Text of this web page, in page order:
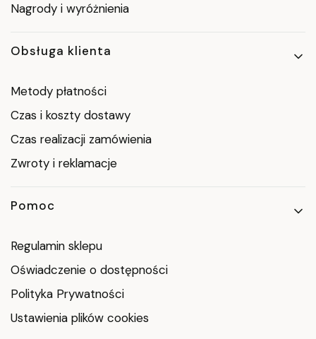
Nagrody i wyróżnienia
Obsługa klienta
Metody płatności
Czas i koszty dostawy
Czas realizacji zamówienia
Zwroty i reklamacje
Pomoc
Regulamin sklepu
Oświadczenie o dostępności
Polityka Prywatności
Ustawienia plików cookies